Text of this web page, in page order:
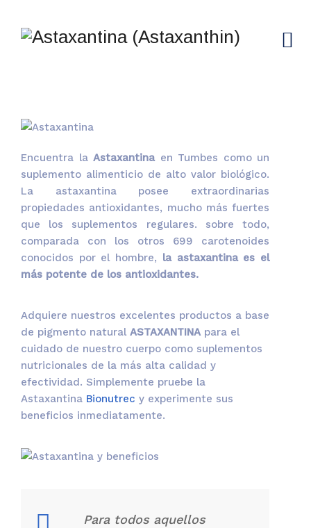
Encuentra la Astaxantinaen Tumbes como un
suplemento alimenticio de alto valor biológico.
La astaxantina posee extraordinarias
propiedades antioxidantes, mucho más fuertes
que los suplementos regulares. sobre todo,
comparada con los otros 699 carotenoides
conocidos por el hombre, la astaxantina es el
más potente de los antioxidantes.
Adquiere nuestros excelentes productos a base
de pigmento natural ASTAXANTINApara el
cuidado de nuestro cuerpo como suplementos
nutricionales de la más alta calidad y
efectividad. Simplemente pruebe la
Astaxantina Bionutrec y experimente sus
beneficios inmediatamente.
Para todos aquellos